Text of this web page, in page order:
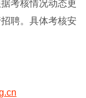
考核情况动态更
聘。具体考核安